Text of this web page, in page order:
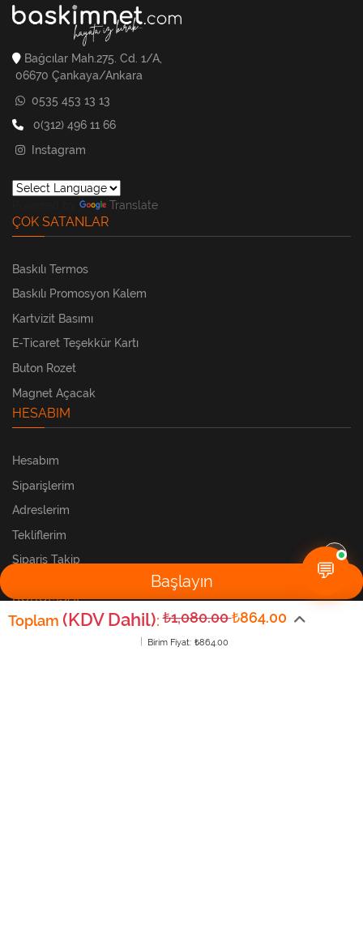
Toplam (KDV Dahil): ₺1,080.00₺864.00
Birim Fiyat: ₺864.00
Başlayın
Bağcılar Mah.275. Cd. 1/A,
06670 Çankaya/Ankara
0535 453 13 13
0(312) 496 11 66
Instagram
Translate
ÇOK SATANLAR
Baskılı Termos
Baskılı Promosyon Kalem
Kartvizit Basımı
E-Ticaret Teşekkür Kartı
Buton Rozet
Magnet Açacak
HESABIM
Hesabım
Siparişlerim
Adreslerim
Tekliflerim
Sipariş Takip
KURUMSAL
💬